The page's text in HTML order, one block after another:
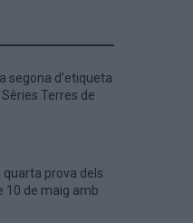
segona d’etiqueta
Sèries Terres de
quarta prova dels
10 de maig amb